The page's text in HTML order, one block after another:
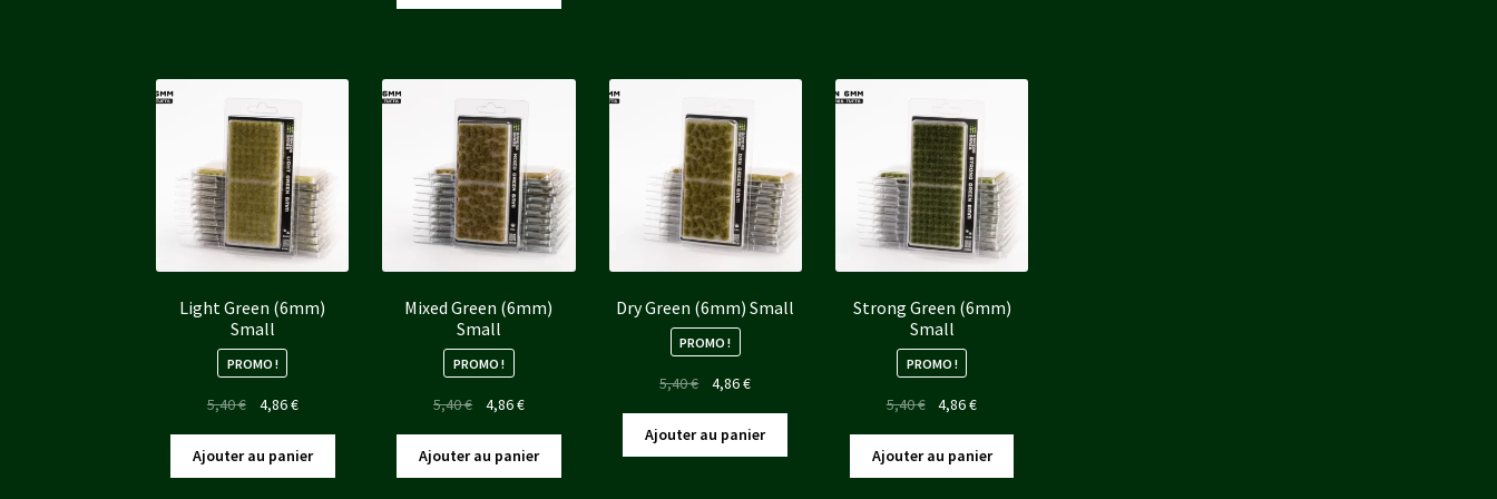
était : est :
Light Green (6mm)
Small
PROMO !
5,40€
Le
initial
était :
4,86€Le
actuel
est :
Ajouter au panier
Mixed Green (6mm)
Small
PROMO !
5,40€
Le
initial
était :
4,86€Le
actuel
est :
Ajouter au panier
Dry Green (6mm) Small
PROMO !
5,40€
Le
initial
était :
4,86€Le
actuel
est :
Ajouter au panier
Strong Green (6mm)
Small
PROMO !
5,40€
Le
initial
était :
4,86€Le
actuel
est :
Ajouter au panier